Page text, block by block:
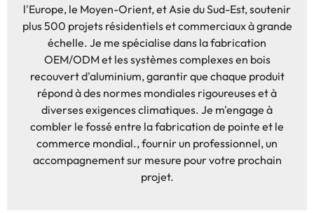
l'Europe, le Moyen-Orient, et Asie du Sud-Est, soutenir
plus 500 projets résidentiels et commerciaux à grande
échelle. Je me spécialise dans la fabrication
OEM/ODM et les systèmes complexes en bois
recouvert d'aluminium, garantir que chaque produit
répond à des normes mondiales rigoureuses et à
diverses exigences climatiques. Je m'engage à
combler le fossé entre la fabrication de pointe et le
commerce mondial., fournir un professionnel, un
accompagnement sur mesure pour votre prochain
projet.